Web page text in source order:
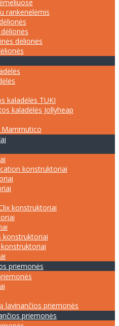
rankenėlėmis
dėlionės
kaladėlės TUKI
kaladėlės Jollyheap
Mammutico
konstruktoriai
konstruktoriai
konstruktoriai
priemonės
lavinančios priemonės
priemonės